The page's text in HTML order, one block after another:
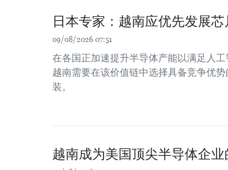
日本专家：越南应优先发展
09/08/2026 07:51
在各国正加速提升半导体产能以满足人
越南需要在该价值链中选择具备竞争优
装。
越南成为美国顶尖半导体企